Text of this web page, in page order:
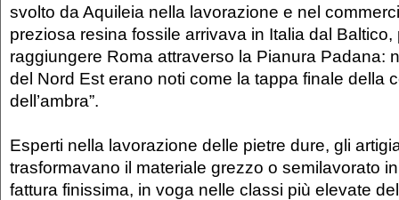
svolto da Aquileia nella lavorazione e nel
preziosa resina fossile arrivava in Italia dal Baltico,
raggiungere Roma attraverso la Pianura Padana:
del Nord Est erano noti come la tappa finale della
dell’ambra”.
Esperti nella lavorazione delle pietre dure, gli
trasformavano il materiale grezzo o semilavorato
fattura finissima, in voga nelle classi più elevate